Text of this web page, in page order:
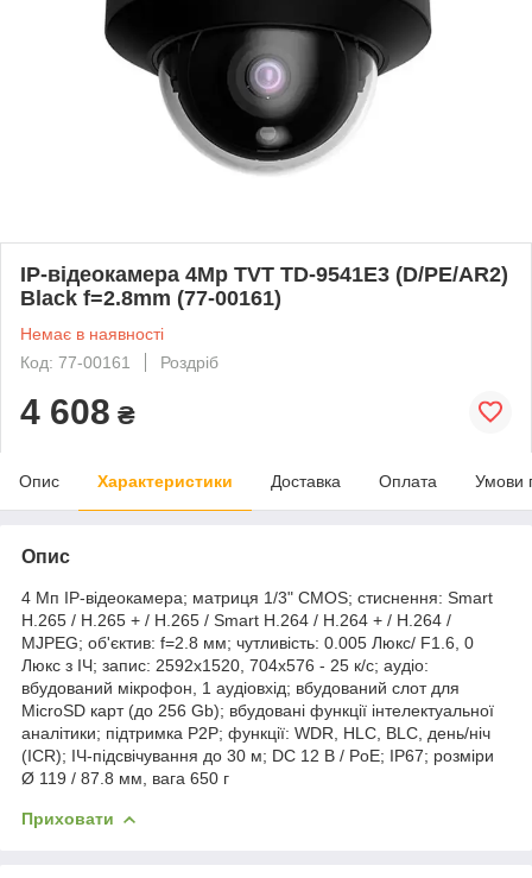
IP-відеокамера 4Mp TVT TD-9541E3 (D/PE/AR2)
Black f=2.8mm (77-00161)
Немає в наявності
Код: 77-00161
Роздріб
4 608 ₴
Опис Характеристики Доставка Оплата Умови
Опис
4 Мп IP-відеокамера; матриця 1/3" CMOS; стиснення: Smart
H.265 / H.265 + / H.265 / Smart H.264 / H.264 + / H.264 /
MJPEG; об'єктив: f=2.8 мм; чутливість: 0.005 Люкс/ F1.6, 0
Люкс з ІЧ; запис: 2592x1520, 704x576 - 25 к/с; аудіо:
вбудований мікрофон, 1 аудіовхід; вбудований слот для
MicroSD карт (до 256 Gb); вбудовані функції інтелектуальної
аналітики; підтримка P2P; функції: WDR, HLC, BLC, день/ніч
(ICR); ІЧ-підсвічування до 30 м; DC 12 В / PoE; IP67; розміри
Ø 119 / 87.8 мм, вага 650 г
Приховати